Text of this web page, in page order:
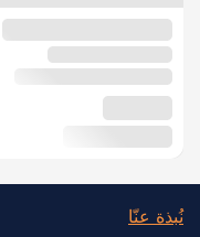
نُبذة عنّا